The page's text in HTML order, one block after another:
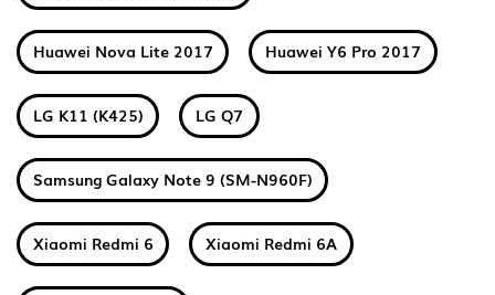
Huawei Nova Lite 2017 Huawei Y6 Pro 2017
LG K11 (K425) LG Q7
Samsung Galaxy Note 9 (SM-N960F)
Xiaomi Redmi 6 Xiaomi Redmi 6A